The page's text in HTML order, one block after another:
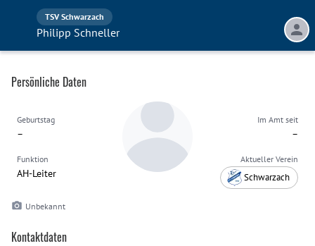
TSV Schwarzach
Philipp Schneller
Persönliche Daten
Geburtstag
–
Funktion
AH-Leiter
Im Amt seit
–
Aktueller Verein
Schwarzach
Unbekannt
Kontaktdaten